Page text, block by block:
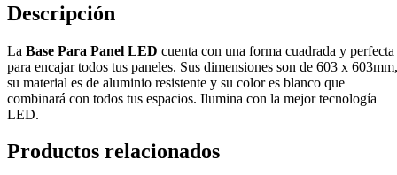
Descripción
La Base Para Panel LED cuenta con una forma cuadrada y perfecta
para encajar todos tus paneles. Sus dimensiones son de 603 x 603mm,
su material es de aluminio resistente y su color es blanco que
combinará con todos tus espacios. Ilumina con la mejor tecnología
LED.
Productos relacionados